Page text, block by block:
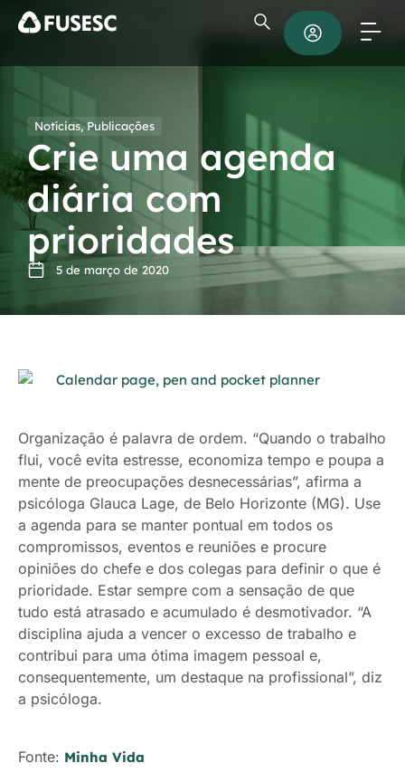
Notícias, Publicações
Crie uma agenda
diária com
prioridades
5 de março de 2020
Organização é palavra de ordem. “Quando o trabalho
flui, você evita estresse, economiza tempo e poupa a
mente de preocupações desnecessárias”, afirma a
psicóloga Glauca Lage, de Belo Horizonte (MG). Use
a agenda para se manter pontual em todos os
compromissos, eventos e reuniões e procure
opiniões do chefe e dos colegas para definir o que é
prioridade. Estar sempre com a sensação de que
tudo está atrasado e acumulado é desmotivador. “A
disciplina ajuda a vencer o excesso de trabalho e
contribui para uma ótima imagem pessoal e,
consequentemente, um destaque na profissional”, diz
a psicóloga.
Fonte: Minha Vida